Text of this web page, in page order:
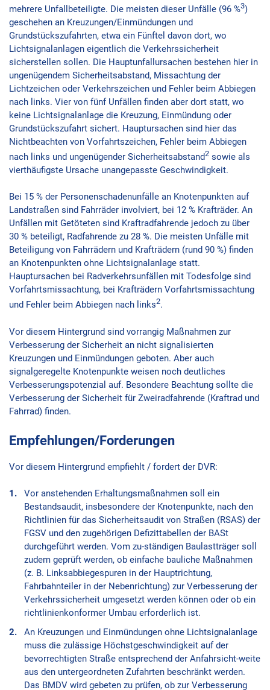
mehrere Unfallbeteiligte. Die meisten dieser Unfälle (96 %3)
geschehen an Kreuzungen/Einmündungen und
Grundstückszufahrten, etwa ein Fünftel davon dort, wo
Lichtsignalanlagen eigentlich die Verkehrssicherheit
sicherstellen sollen. Die Hauptunfallursachen bestehen hier in
ungenügendem Sicherheitsabstand, Missachtung der
Lichtzeichen oder Verkehrszeichen und Fehler beim Abbiegen
nach links. Vier von fünf Unfällen finden aber dort statt, wo
keine Lichtsignalanlage die Kreuzung, Einmündung oder
Grundstückszufahrt sichert. Hauptursachen sind hier das
Nichtbeachten von Vorfahrtszeichen, Fehler beim Abbiegen
nach links und ungenügender Sicherheitsabstand2 sowie als
vierthäufigste Ursache unangepasste Geschwindigkeit.
Bei 15 % der Personenschadenunfälle an Knotenpunkten auf
Landstraßen sind Fahrräder involviert, bei 12 % Krafträder. An
Unfällen mit Getöteten sind Kraftradfahrende jedoch zu über
30 % beteiligt, Radfahrende zu 28 %. Die meisten Unfälle mit
Beteiligung von Fahrrädern und Krafträdern (rund 90 %) finden
an Knotenpunkten ohne Lichtsignalanlage statt.
Hauptursachen bei Radverkehrsunfällen mit Todesfolge sind
Vorfahrtsmissachtung, bei Krafträdern Vorfahrtsmissachtung
und Fehler beim Abbiegen nach links2.
Vor diesem Hintergrund sind vorrangig Maßnahmen zur
Verbesserung der Sicherheit an nicht signalisierten
Kreuzungen und Einmündungen geboten. Aber auch
signalgeregelte Knotenpunkte weisen noch deutliches
Verbesserungspotenzial auf. Besondere Beachtung sollte die
Verbesserung der Sicherheit für Zweiradfahrende (Kraftrad und
Fahrrad) finden.
Empfehlungen/Forderungen
Vor diesem Hintergrund empfiehlt / fordert der DVR:
Vor anstehenden Erhaltungsmaßnahmen soll ein
Bestandsaudit, insbesondere der Knotenpunkte, nach den
Richtlinien für das Sicherheitsaudit von Straßen (RSAS) der
FGSV und den zugehörigen Defizittabellen der BASt
durchgeführt werden. Vom zu-ständigen Baulastträger soll
zudem geprüft werden, ob einfache bauliche Maßnahmen
(z. B. Linksabbiegespuren in der Hauptrichtung,
Fahrbahnteiler in der Nebenrichtung) zur Verbesserung der
Verkehrssicherheit umgesetzt werden können oder ob ein
richtlinienkonformer Umbau erforderlich ist.
An Kreuzungen und Einmündungen ohne Lichtsignalanlage
muss die zulässige Höchstgeschwindigkeit auf der
bevorrechtigten Straße entsprechend der Anfahrsicht-weite
aus den untergeordneten Zufahrten beschränkt werden.
Das BMDV wird gebeten zu prüfen, ob zur Verbesserung